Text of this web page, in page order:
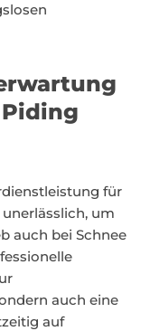
für
um
auch bei Schnee
auch eine
auf